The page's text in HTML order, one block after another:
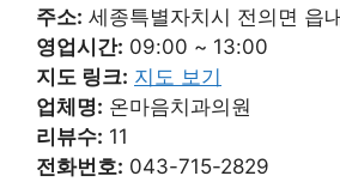
주소: 세종특별자치시 전의면 읍
영업시간: 09:00 ~ 13:00
지도 링크: 지도 보기
업체명: 온마음치과의원
리뷰수: 11
전화번호: 043-715-2829